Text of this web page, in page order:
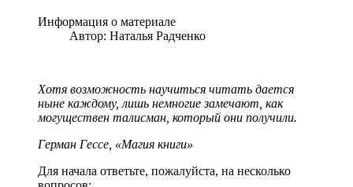
Информация о материале
Автор: Наталья Радченко
Хотя возможность научиться читать дается
ныне каждому, лишь немногие замечают, как
могуществен талисман, который они получили.
Герман Гессе, «Магия книги»
Для начала ответьте, пожалуйста, на несколько